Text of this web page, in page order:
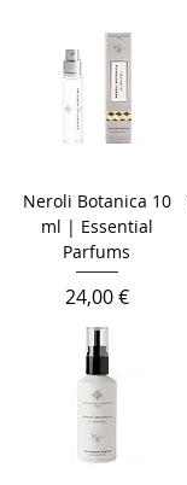
Neroli Botanica 10
ml | Essential
Parfums
Prix
24,00 €